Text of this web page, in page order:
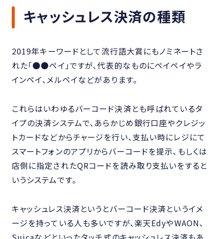
キャッシュレス決済の種類
2019年キーワードとして流行語大賞にもノミネートさ
れた「●●ペイ」ですが、代表的なものにペイペイやラ
インペイ、メルペイなどがあります。
これらはいわゆるバーコード決済とも呼ばれているタ
イプの決済システムで、あらかじめ銀行口座やクレジッ
トカードなどからチャージを行い、支払い時にレジにて
スマートフォンのアプリからバーコードを提示、もしくは
店側に指定されたQRコードを読み取り支払いをすると
いうシステムです。
キャッシュレス決済というとバーコード決済というイメ
ージを持っている人も多いですが、楽天EdyやWAON、